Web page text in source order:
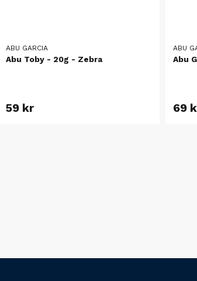
ABU GARCIA
Abu Toby - 20g - Zebra
59 kr
ABU
Abu
69